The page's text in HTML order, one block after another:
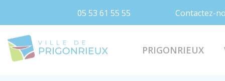
05 53 61 55 55 Contactez-
PRIGONRIEUX